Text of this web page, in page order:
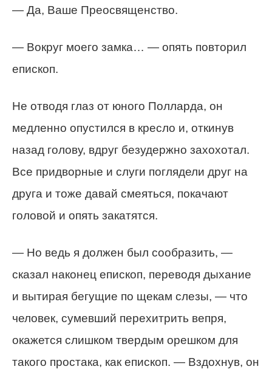
— Да, Ваше Преосвященство.
— Вокруг моего замка… — опять повторил
епископ.
Не отводя глаз от юного Полларда, он
медленно опустился в кресло и, откинув
назад голову, вдруг безудержно захохотал.
Все придворные и слуги поглядели друг на
друга и тоже давай смеяться, покачают
головой и опять закатятся.
— Но ведь я должен был сообразить, —
сказал наконец епископ, переводя дыхание
и вытирая бегущие по щекам слезы, — что
человек, сумевший перехитрить вепря,
окажется слишком твердым орешком для
такого простака, как епископ. — Вздохнув, он